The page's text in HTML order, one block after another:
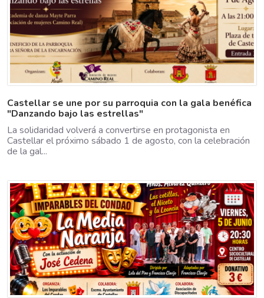
Castellar se une por su parroquia con la gala benéfica
"Danzando bajo las estrellas"
La solidaridad volverá a convertirse en protagonista en
Castellar el próximo sábado 1 de agosto, con la celebración
de la gal...